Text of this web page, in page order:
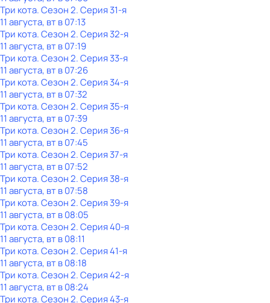
Три кота. Сезон 2. Серия 31-я
11 августа, вт в 07:13
Три кота. Сезон 2. Серия 32-я
11 августа, вт в 07:19
Три кота. Сезон 2. Серия 33-я
11 августа, вт в 07:26
Три кота. Сезон 2. Серия 34-я
11 августа, вт в 07:32
Три кота. Сезон 2. Серия 35-я
11 августа, вт в 07:39
Три кота. Сезон 2. Серия 36-я
11 августа, вт в 07:45
Три кота. Сезон 2. Серия 37-я
11 августа, вт в 07:52
Три кота. Сезон 2. Серия 38-я
11 августа, вт в 07:58
Три кота. Сезон 2. Серия 39-я
11 августа, вт в 08:05
Три кота. Сезон 2. Серия 40-я
11 августа, вт в 08:11
Три кота. Сезон 2. Серия 41-я
11 августа, вт в 08:18
Три кота. Сезон 2. Серия 42-я
11 августа, вт в 08:24
Три кота. Сезон 2. Серия 43-я